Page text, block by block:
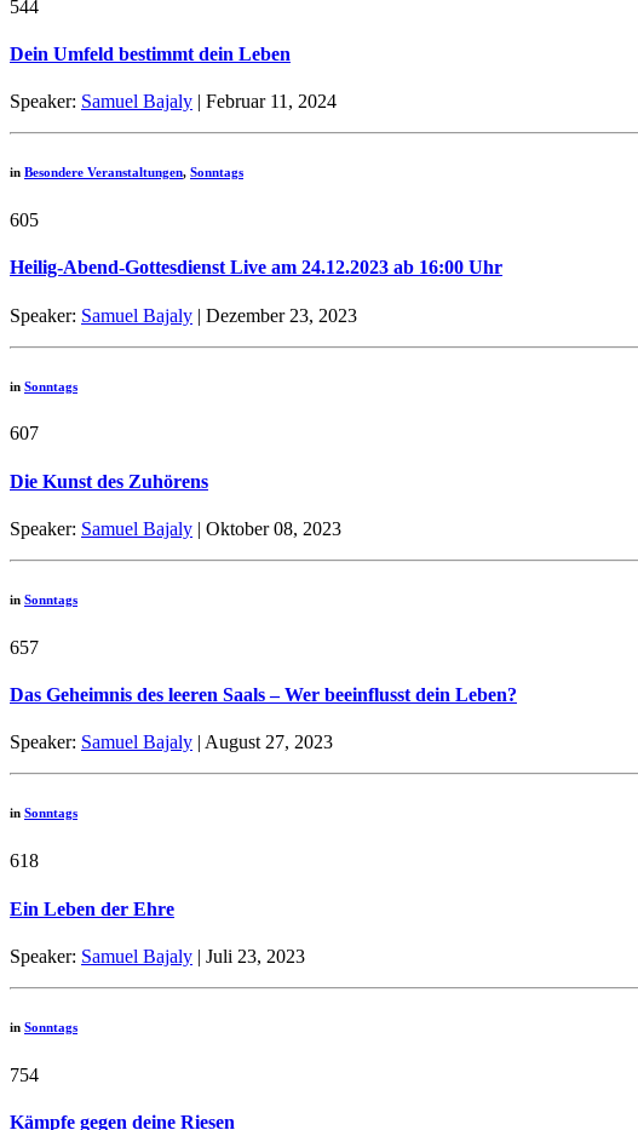
544
Dein Umfeld bestimmt dein Leben
Speaker: Samuel Bajaly | Februar 11, 2024
in Besondere Veranstaltungen, Sonntags
605
Heilig-Abend-Gottesdienst Live am 24.12.2023 ab 16:00 Uhr
Speaker: Samuel Bajaly | Dezember 23, 2023
in Sonntags
607
Die Kunst des Zuhörens
Speaker: Samuel Bajaly | Oktober 08, 2023
in Sonntags
657
Das Geheimnis des leeren Saals – Wer beeinflusst dein Leben?
Speaker: Samuel Bajaly | August 27, 2023
in Sonntags
618
Ein Leben der Ehre
Speaker: Samuel Bajaly | Juli 23, 2023
in Sonntags
754
Kämpfe gegen deine Riesen